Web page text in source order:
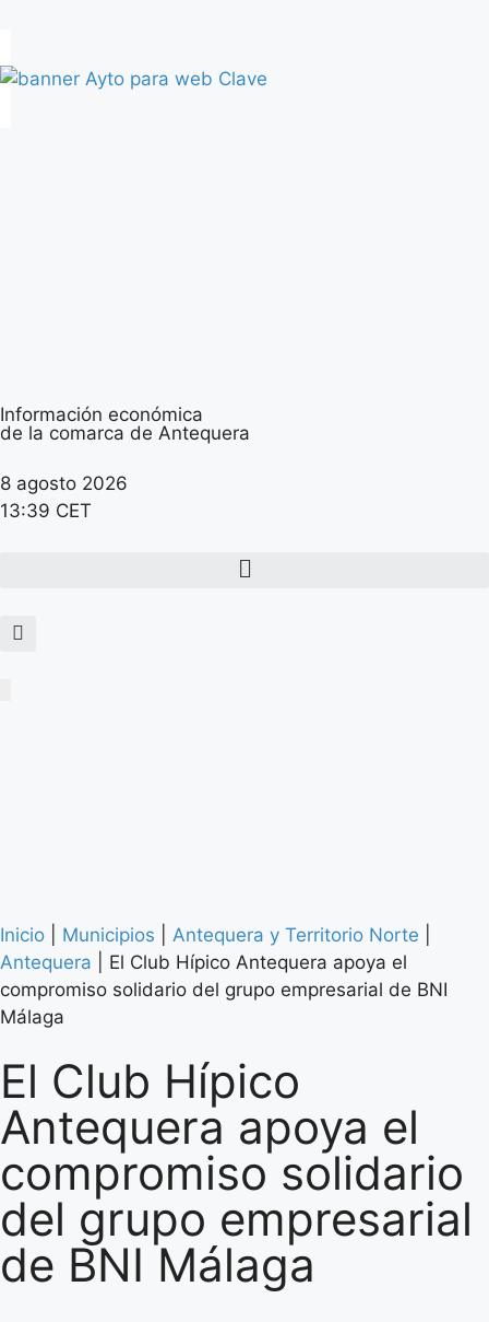
Información económica
de la comarca de Antequera
8 agosto 2026
13:39 CET
Inicio Municipios Antequera y Territorio Norte
Antequera
El Club Hípico Antequera apoya el
compromiso solidario del grupo empresarial de BNI
Málaga
El Club Hípico
Antequera apoya el
compromiso solidario
del grupo empresarial
de BNI Málaga